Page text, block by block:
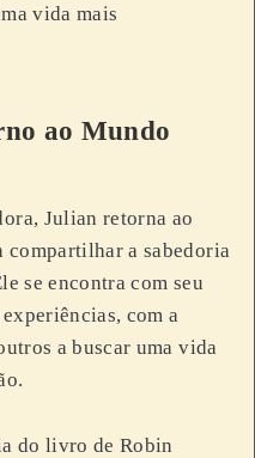
vida mais
ao Mundo
Julian retorna ao
compartilhar a sabedoria
se encontra com seu
com a
a buscar uma vida
do livro de Robin